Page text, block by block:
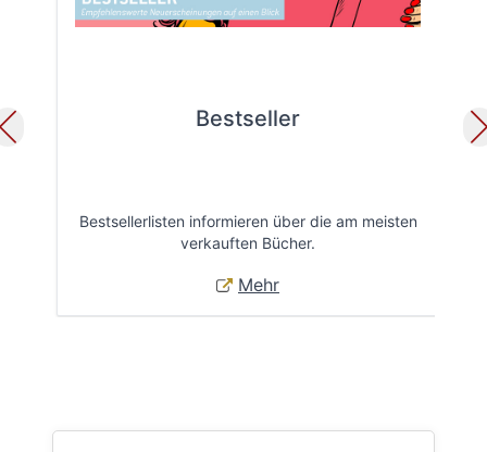
Bestseller
Bestsellerlisten informieren über die am meisten
verkauften Bücher.
Mehr